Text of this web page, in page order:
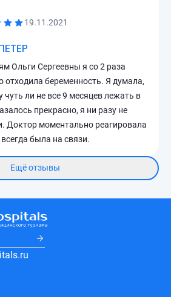
19.11.2021
Ольги Сергеевны я со 2 раза
отходила беременность. Я думала,
чуть ли не все 9 месяцев лежать в
прекрасно, я ни разу не
Доктор моментально реагировала
была на связи.
Ещё отзывы